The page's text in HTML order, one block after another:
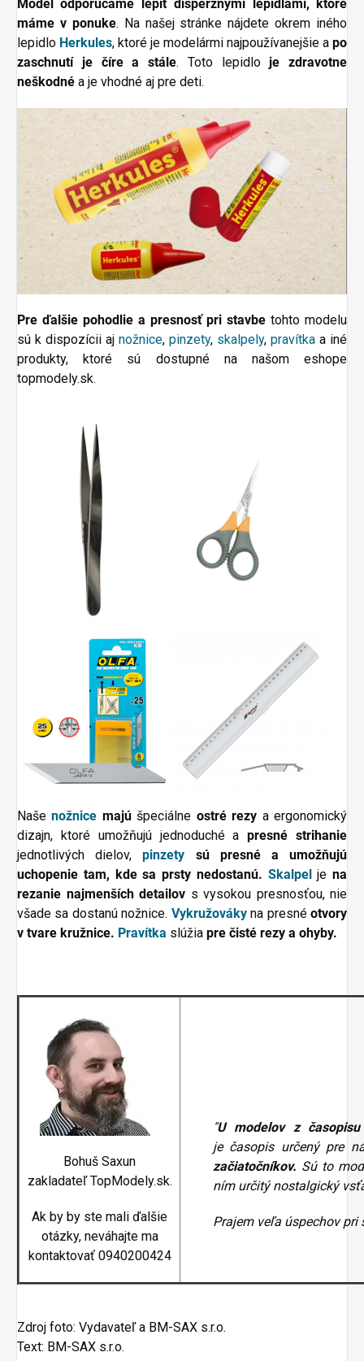
Model odporúčame lepiť disperznými lepidlami, ktoré
máme v ponuke. Na našej stránke nájdete okrem iného
lepidlo Herkules, ktoré je modelármi najpoužívanejšie a po
zaschnutí je číre a stále. Toto lepidloje zdravotne
neškodné a je vhodné aj pre deti.
Pre ďalšie pohodlie a presnosť pri stavbe tohto modelu
sú k dispozícii aj nožnice, pinzety, skalpely, pravítka a iné
produkty, ktoré sú dostupné na našom eshope
topmodely.sk.
Našenožnice majúšpeciálne ostré rezy a ergonomický
dizajn, ktoré umožňujú jednoduché a presné strihanie
jednotlivých dielov,pinzety sú presné a umožňujú
uchopenie tam, kde sa prsty nedostanú. Skalpelje na
rezanie najmenších detailov s vysokou presnosťou, nie
všade sa dostanú nožnice. Vykružováky na presnéotvory
v tvare kružnice. Pravítka slúžia pre čisté rezy a ohyby.
Bohuš Saxun
zakladateľ TopModely.sk.
Ak by by ste mali ďalšie
otázky, neváhajte ma
kontaktovať 0940200424
"U modelov z
je časopis určený pre
začiatočníkov. Sú to
ním určitý nostalgický
Prajem veľa úspechov pri
Zdroj foto: Vydavateľ a BM-SAX s.r.o.
Text: BM-SAX s.r.o.